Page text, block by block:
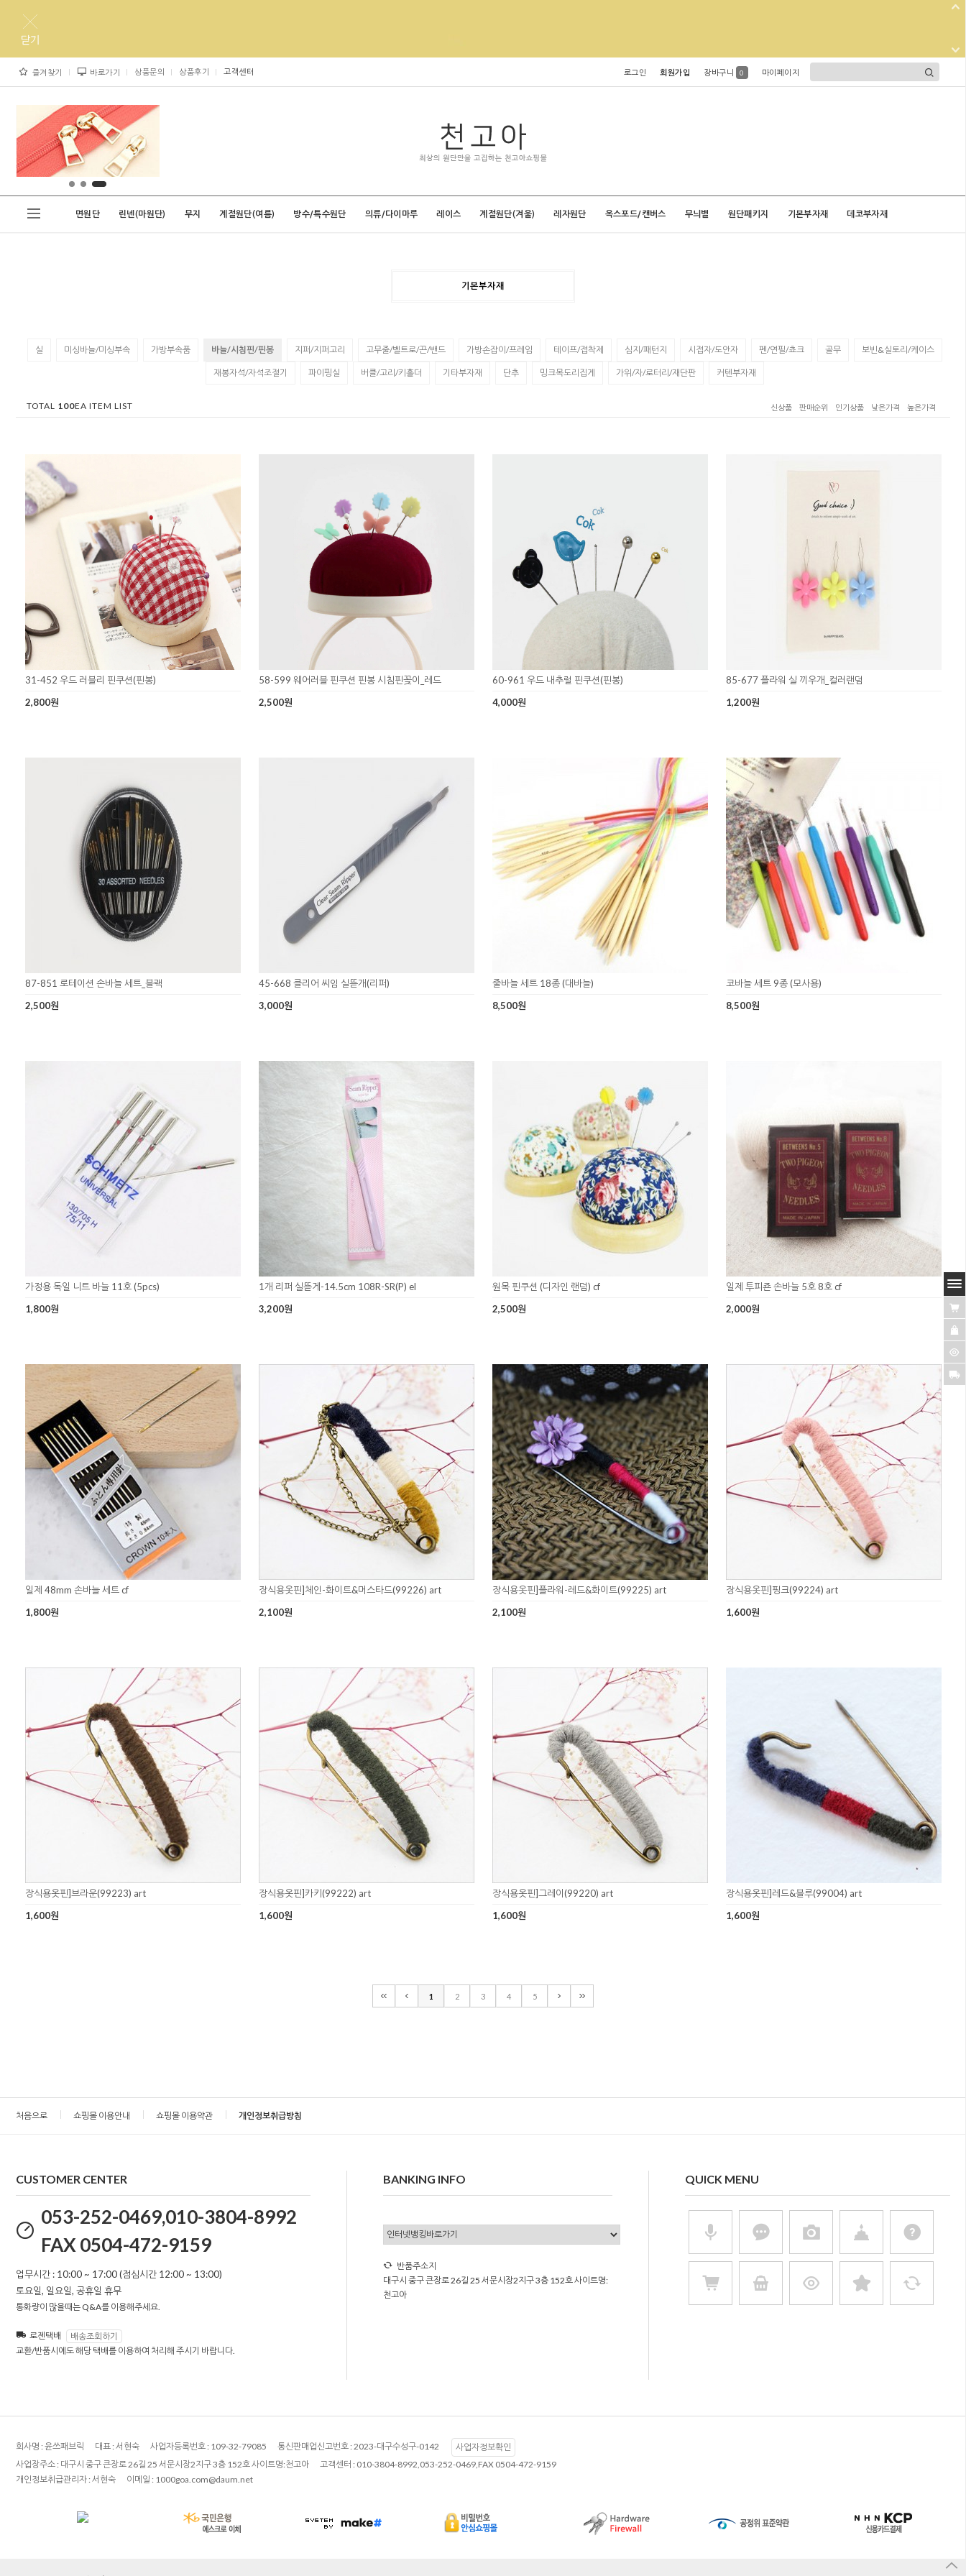
즐겨찾기 바로가기 상품문의 상품후기 고객센터 로그인 회원가입 장바구니 0 마이페이지
면원단 린넨(마원단) 무지 계절원단(여름) 방수/특수원단 의류/다이마루 레이스 계절원단(겨울) 레자원단 옥스포드/캔버스 무늬별 원단패키지 기본부자재 데코부자재
기본부자재
실 미싱바늘/미싱부속 가방부속품 바늘/시침핀/핀봉 지퍼/지퍼고리 고무줄/벨트로/끈/밴드 가방손잡이/프레임 테이프/접착제 심지/패턴지 시접자/도안자 펜/연필/쵸크 골무 보빈&실토리/케이스
재봉자석/자석조절기 파이핑실 버클/고리/키홀더 기타부자재 단추 밍크목도리집게 가위/자/로터리/재단판 커텐부자재
TOTAL 100EA ITEM LIST 신상품 판매순위 인기상품 낮은가격 높은가격
31-452 우드 러블리 핀쿠션(핀봉)
2,800원
58-599 웨어러블 핀쿠션 핀봉 시침핀꽂이_레드
2,500원
60-961 우드 내추럴 핀쿠션(핀봉)
4,000원
85-677 플라워 실 끼우개_컬러랜덤
1,200원
87-851 로테이션 손바늘 세트_블랙
2,500원
45-668 클리어 씨임 실뜯개(리퍼)
3,000원
줄바늘 세트 18종 (대바늘)
8,500원
코바늘 세트 9종 (모사용)
8,500원
가정용 독일 니트 바늘 11호 (5pcs)
1,800원
1개 리퍼 실뜯게-14.5cm 108R-SR(P) el
3,200원
원목 핀쿠션 (디자인 랜덤) cf
2,500원
일제 투피죤 손바늘 5호 8호 cf
2,000원
일제 48mm 손바늘 세트 cf
1,800원
장식용옷핀]체인-화이트&머스타드(99226) art
2,100원
장식용옷핀]플라워-레드&화이트(99225) art
2,100원
장식용옷핀]핑크(99224) art
1,600원
장식용옷핀]브라운(99223) art
1,600원
장식용옷핀]카키(99222) art
1,600원
장식용옷핀]그레이(99220) art
1,600원
장식용옷핀]레드&블루(99004) art
1,600원
1 2 3 4 5
처음으로 쇼핑몰 이용안내 쇼핑몰 이용약관 개인정보취급방침
CUSTOMER CENTER
053-252-0469,010-3804-8992
FAX 0504-472-9159
업무시간 : 10:00 ~ 17:00 (점심시간 12:00 ~ 13:00)
토요일, 일요일, 공휴일 휴무
통화량이 많을때는 Q&A를 이용해주세요.
로젠택배
배송조회하기
교환/반품시에도 해당 택배를 이용하여 처리해 주시기 바랍니다.
BANKING INFO
반품주소지
대구시 중구 큰장로 26길 25 서문시장2지구 3층 152호 사이트명:
천고아
QUICK MENU
회사명 : 윤쓰패브릭 대표 : 서현숙 사업자등록번호 : 109-32-79085 통신판매업신고번호 : 2023-대구수성구-0142
사업자정보확인
사업장주소 : 대구시 중구 큰장로 26길 25 서문시장2지구 3층 152호 사이트명:천고아 고객센터 : 010-3804-8992,053-252-0469,FAX 0504-472-9159
개인정보취급관리자 : 서현숙 이메일 : 1000goa.com@daum.net